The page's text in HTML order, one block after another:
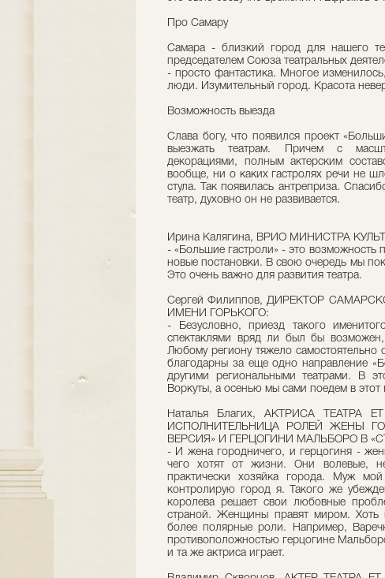
Про Самару
Самара - близкий город для нашего
председателем Союза театральных
- просто фантастика. Многое
люди. Изумительный город. Красота
Возможность выезда
Слава богу, что появился проект
выезжать театрам. Причем с
декорациями, полным актерским
вообще, ни о каких гастролях речи не
стула. Так появилась антреприза.
театр, духовно он не развивается.
Ирина Калягина, ВРИО МИНИСТРА
- «Большие гастроли» - это возможность
новые постановки. В свою очередь мы
Это очень важно для развития театра.
Сергей Филиппов, ДИРЕКТОР
ИМЕНИ ГОРЬКОГО:
- Безусловно, приезд такого
спектаклями вряд ли был бы
Любому региону тяжело самостоятельно
благодарны за еще одно направление
другими региональными театрами. В
Воркуты, а осенью мы сами поедем в этот
Наталья Благих, АКТРИСА ТЕАТРА
ИСПОЛНИТЕЛЬНИЦА РОЛЕЙ ЖЕНЫ
ВЕРСИЯ» И ГЕРЦОГИНИ МАЛЬБОРО В
- И жена городничего, и герцогиня -
чего хотят от жизни. Они волевые,
практически хозяйка города. Муж
контролирую город я. Такого же
королева решает свои любовные
страной. Женщины правят миром. Хоть
более полярные роли. Например,
противоположностью герцогине
и та же актриса играет.